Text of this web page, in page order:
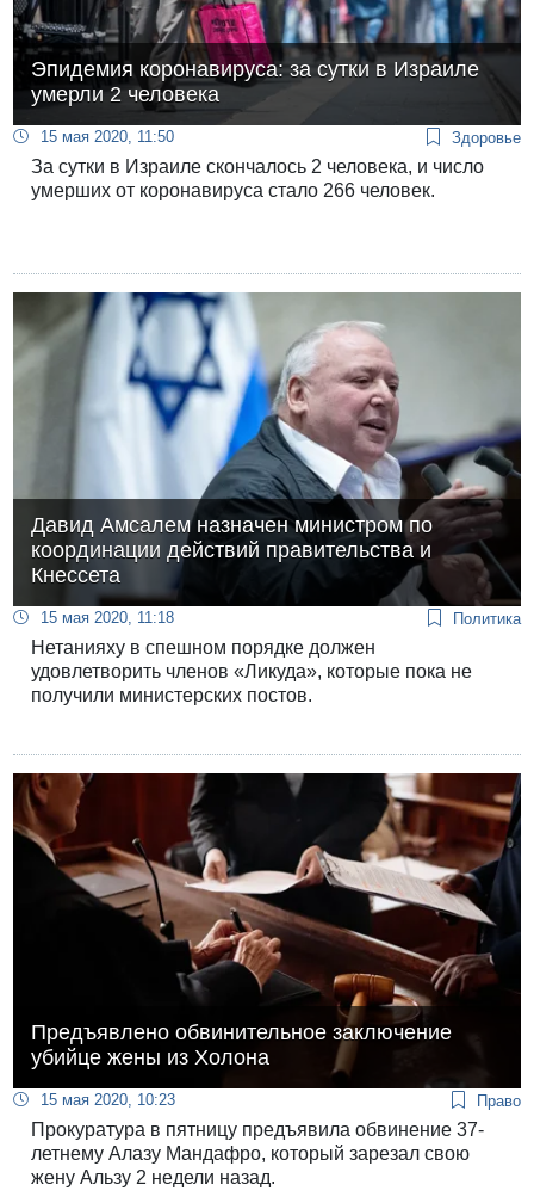
Эпидемия коронавируса: за сутки в Израиле
умерли 2 человека
15 мая 2020, 11:50 Здоровье
За сутки в Израиле скончалось 2 человека, и число
умерших от коронавируса стало 266 человек.
Давид Амсалем назначен министром по
координации действий правительства и
Кнессета
15 мая 2020, 11:18 Политика
Нетанияху в спешном порядке должен
удовлетворить членов «Ликуда», которые пока не
получили министерских постов.
Предъявлено обвинительное заключение
убийце жены из Холона
15 мая 2020, 10:23 Право
Прокуратура в пятницу предъявила обвинение 37-
летнему Алазу Мандафро, который зарезал свою
жену Альзу 2 недели назад.